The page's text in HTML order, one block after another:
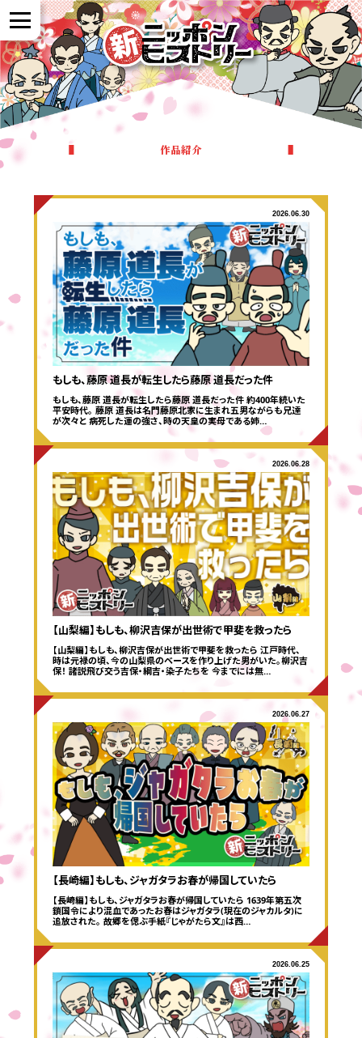
NEWS
作品紹介
参加者の声
全国展開について
よくある質問
応募する
作品紹介
2026.06.30
もしも、藤原 道長が転生したら藤原 道長だった件
もしも、藤原 道長が転生したら藤原 道長だった件 約400年続いた
平安時代。 藤原 道長は名門藤原北家に生まれ五男ながらも兄達
が次々と 病死した運の強さ、時の天皇の実母である姉…
2026.06.28
【山梨編】もしも、柳沢吉保が出世術で甲斐を救ったら
【山梨編】もしも、柳沢吉保が出世術で甲斐を救ったら 江戸時代、
時は元禄の頃、今の山梨県のベースを作り上げた男がいた。柳沢吉
保！ 諸説飛び交う吉保・綱吉・染子たちを 今までには無…
2026.06.27
【長崎編】もしも、ジャガタラお春が帰国していたら
【長崎編】もしも、ジャガタラお春が帰国していたら 1639年第五次
鎖国令により混血であったお春はジャガタラ(現在のジャカルタ)に
追放された。 故郷を偲ぶ手紙『じゃがたら文』は西…
2026.06.25